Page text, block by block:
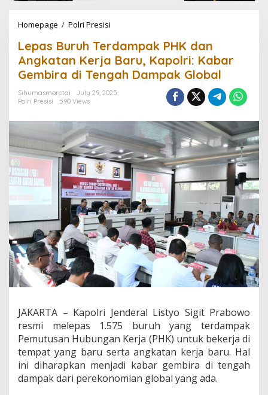
Homepage / Polri Presisi
p
B
u
h
T
e
r
d
a
m
p
a
k
P
H
K
d
n
g
k
a
t
a
n
K
Lepas Buruh Terdampak PHK dan
Angkatan Kerja Baru, Kapolri: Kabar
Gembira di Tengah Dampak Global
Sihumasmorotai
July 29, 2025
Polri Presisi
590 Views
JAKARTA – Kapolri Jenderal Listyo Sigit Prabowo
resmi melepas 1.575 buruh yang terdampak
Pemutusan Hubungan Kerja (PHK) untuk bekerja di
tempat yang baru serta angkatan kerja baru. Hal
ini diharapkan menjadi kabar gembira di tengah
dampak dari perekonomian global yang ada.